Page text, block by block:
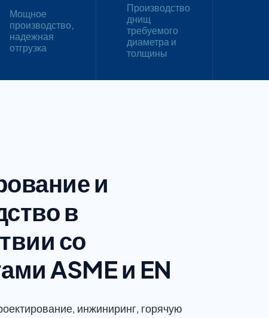
Мощное
производство,
надежная
отгрузка
Производство
днищ
требуемого
диаметра и
толщины
и
в
со
ASME и EN
инжиниринг, горячую